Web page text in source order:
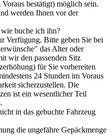
bestätigt) möglich sein.
werden Ihnen vor der
buche ich ihn?
Verfügung. Bitte geben Sie bei
das Alter oder
wir den passenden Sitz
für Sie vorbereiten
24 Stunden im Voraus
sicherzustellen. Die
ist ein wesentlicher Teil
in das gebuchte Fahrzeug
die ungefähre Gepäckmenge